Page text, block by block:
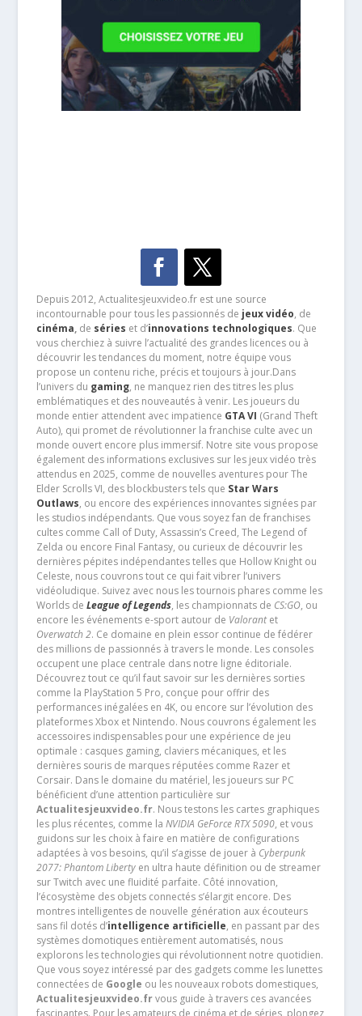
Depuis 2012, Actualitesjeuxvideo.fr est une source
incontournable pour tous les passionnés de jeux vidéo, de
cinéma,de séries et d’innovations technologiques. Que
vous cherchiez à suivre l’actualité des grandes licences ou à
découvrir les tendances du moment, notre équipe vous
propose un contenu riche, précis et toujours à jour.Dans
l’univers du gaming, ne manquez rien des titres les plus
emblématiques et des nouveautés à venir. Les joueurs du
monde entier attendent avec impatience GTA VI (Grand Theft
Auto), qui promet de révolutionner la franchise culte avec un
monde ouvert encore plus immersif. Notre site vous propose
également des informations exclusives sur les jeux vidéo très
attendus en 2025, comme de nouvelles aventures pour The
Elder Scrolls VI, des blockbusters tels que Star Wars
Outlaws, ou encore des expériences innovantes signées par
les studios indépendants. Que vous soyez fan de franchises
cultes comme Call of Duty, Assassin’s Creed, The Legend of
Zelda ou encore Final Fantasy, ou curieux de découvrir les
dernières pépites indépendantes telles que Hollow Knight ou
Celeste, nous couvrons tout ce qui fait vibrer l’univers
vidéoludique. Suivez avec nous les tournois phares comme les
Worlds de League of Legends, les championnats de CS:GO, ou
encore les événements e-sport autour de Valorantet
Overwatch 2. Ce domaine en plein essor continue de fédérer
des millions de passionnés à travers le monde. Les consoles
occupent une place centrale dans notre ligne éditoriale.
Découvrez tout ce qu’il faut savoir sur les dernières sorties
comme la PlayStation 5 Pro, conçue pour offrir des
performances inégalées en 4K, ou encore sur l’évolution des
plateformes Xbox et Nintendo. Nous couvrons également les
accessoires indispensables pour une expérience de jeu
optimale : casques gaming, claviers mécaniques, et les
dernières souris de marques réputées comme Razer et
Corsair. Dans le domaine du matériel, les joueurs sur PC
bénéficient d’une attention particulière sur
Actualitesjeuxvideo.fr. Nous testons les cartes graphiques
les plus récentes, comme la NVIDIA GeForce RTX 5090, et vous
guidons sur les choix à faire en matière de configurations
adaptées à vos besoins, qu’il s’agisse de jouer à Cyberpunk
2077: Phantom Libertyen ultra haute définition ou de streamer
sur Twitch avec une fluidité parfaite. Côté innovation,
l’écosystème des objets connectés s’élargit encore. Des
montres intelligentes de nouvelle génération aux écouteurs
sans fil dotés d’intelligence artificielle, en passant par des
systèmes domotiques entièrement automatisés, nous
explorons les technologies qui révolutionnent notre quotidien.
Que vous soyez intéressé par des gadgets comme les lunettes
connectées de Google ou les nouveaux robots domestiques,
Actualitesjeuxvideo.frvous guide à travers ces avancées
fascinantes. Pour les amateurs de cinéma et de séries, plongez